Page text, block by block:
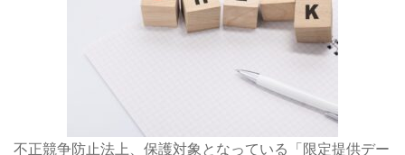
不正競争防止法上、保護対象となっている「限定提供デー